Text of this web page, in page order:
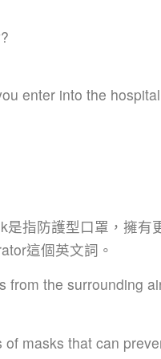
enter into the
指防護型口罩，擁有
這個英文詞。
from the surrounding
masks that can